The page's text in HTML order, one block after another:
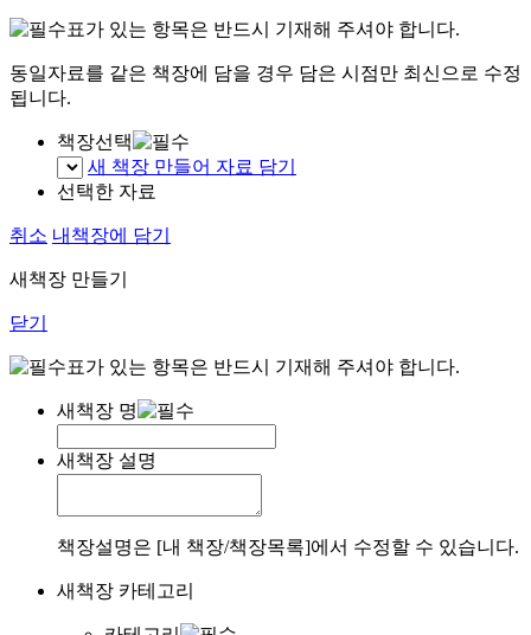
표가 있는 항목은 반드시 기재해 주셔야 합니다.
동일자료를 같은 책장에 담을 경우 담은 시점만 최신으로 수정
됩니다.
책장선택
새 책장 만들어 자료 담기
선택한 자료
취소 내책장에 담기
새책장 만들기
닫기
표가 있는 항목은 반드시 기재해 주셔야 합니다.
새책장 명
새책장 설명
책장설명은 [내 책장/책장목록]에서 수정할 수 있습니다.
새책장 카테고리